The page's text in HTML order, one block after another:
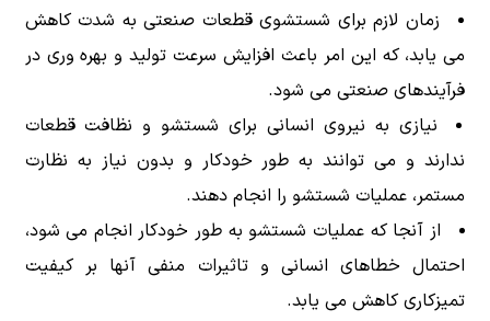
زمان لازم برای شستشوی قطعات صنعتی به شدت کاهش
می یابد، که این امر باعث افزایش سرعت تولید و بهره وری در
فرآیندهای صنعتی می شود.
نیازی به نیروی انسانی برای شستشو و نظافت قطعات
ندارند و می توانند به طور خودکار و بدون نیاز به نظارت
مستمر، عملیات شستشو را انجام دهند.
از آنجا که عملیات شستشو به طور خودکار انجام می شود،
احتمال خطاهای انسانی و تاثیرات منفی آنها بر کیفیت
تمیزکاری کاهش می یابد.